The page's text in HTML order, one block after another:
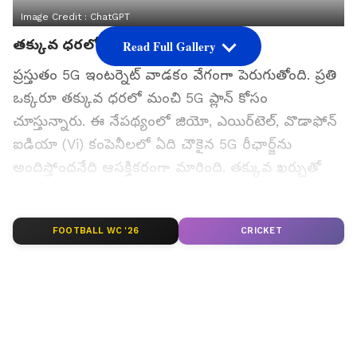
Image Credit :ChatGPT
తక్కువ ధరలో బెస్ట్ 5జీ సర్వీస్
ప్రస్తుతం 5G ఇంటర్నెట్ వాడకం వేగంగా పెరుగుతోంది. ప్రతి
ఒక్కరూ తక్కువ ధరలో మంచి 5G ప్లాన్ కోసం
చూస్తున్నారు. ఈ నేపథ్యంలో జియో, ఎయిర్‌టెల్, వొడాఫోన్
ఐడియా (Vi) కంపెనీలలో ఏది చౌకైన 5G రీఛార్జ్‌ను
అందిస్తోందనేది ఆసక్తికరంగా మారింది. తక్కువ ఖర్చుతో
టెలికాం కంపెనీల ఎంట్రీ లెవెల్ ప్లాన్‌ల వివరాలు ఇక్కడ
అందిస్తున్నాం.
Read Full Gallery
FOOTBALL WC '26 CRICKET